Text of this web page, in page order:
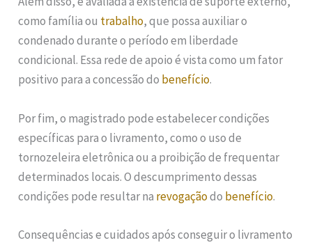
como família ou trabalho, que possa auxiliar o
condenado durante o período em liberdade
condicional. Essa rede de apoio é vista como um fator
positivo para a concessão do benefício.
Por fim, o magistrado pode estabelecer condições
específicas para o livramento, como o uso de
tornozeleira eletrônica ou a proibição de frequentar
determinados locais. O descumprimento dessas
condições pode resultar na revogaçãodo benefício.
Consequências e cuidados após conseguir o livramento